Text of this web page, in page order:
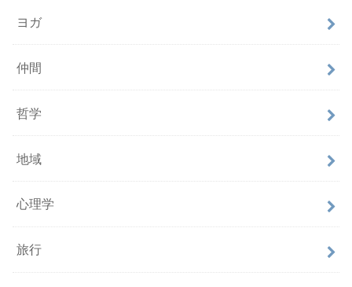
ヨガ
仲間
哲学
地域
心理学
旅行